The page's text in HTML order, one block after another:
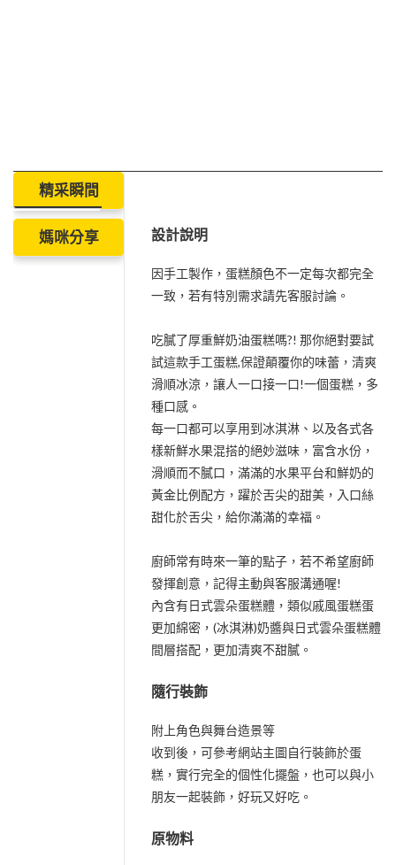
精采瞬間
設計說明
一致，若有特別需求請先客服討論。
吃膩了厚重鮮奶油蛋糕嗎?! 那你絕對要試
試這款手工蛋糕,保證顛覆你的味蕾，清爽
滑順冰涼，讓人一口接一口!一個蛋糕，多
種口感。
每一口都可以享用到冰淇淋、以及各式各
樣新鮮水果混搭的絕妙滋味，富含水份，
滑順而不膩口，滿滿的水果平台和鮮奶的
甜化於舌尖，給你滿滿的幸福。
廚師常有時來一筆的點子，若不希望廚師
發揮創意，記得主動與客服溝通喔!
內含有日式雲朵蛋糕體，類似戚風蛋糕蛋
間層搭配，更加清爽不甜膩。
隨行裝飾
附上角色與舞台造景等
收到後，可參考網站主圖自行裝飾於蛋
朋友一起裝飾，好玩又好吃。